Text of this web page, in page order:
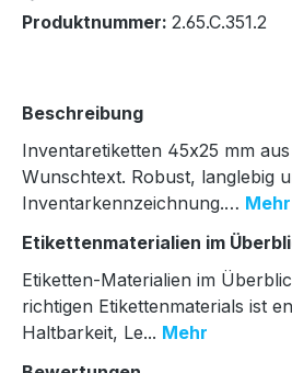
Produktnummer: 2.65.C.351.2
Beschreibung
Inventaretiketten 45x25 mm
Wunschtext. Robust, langlebig
Inventarkennzeichnung.… Mehr
Etikettenmaterialien im
Etiketten-Materialien im
richtigen Etikettenmaterials ist
Haltbarkeit, Le... Mehr